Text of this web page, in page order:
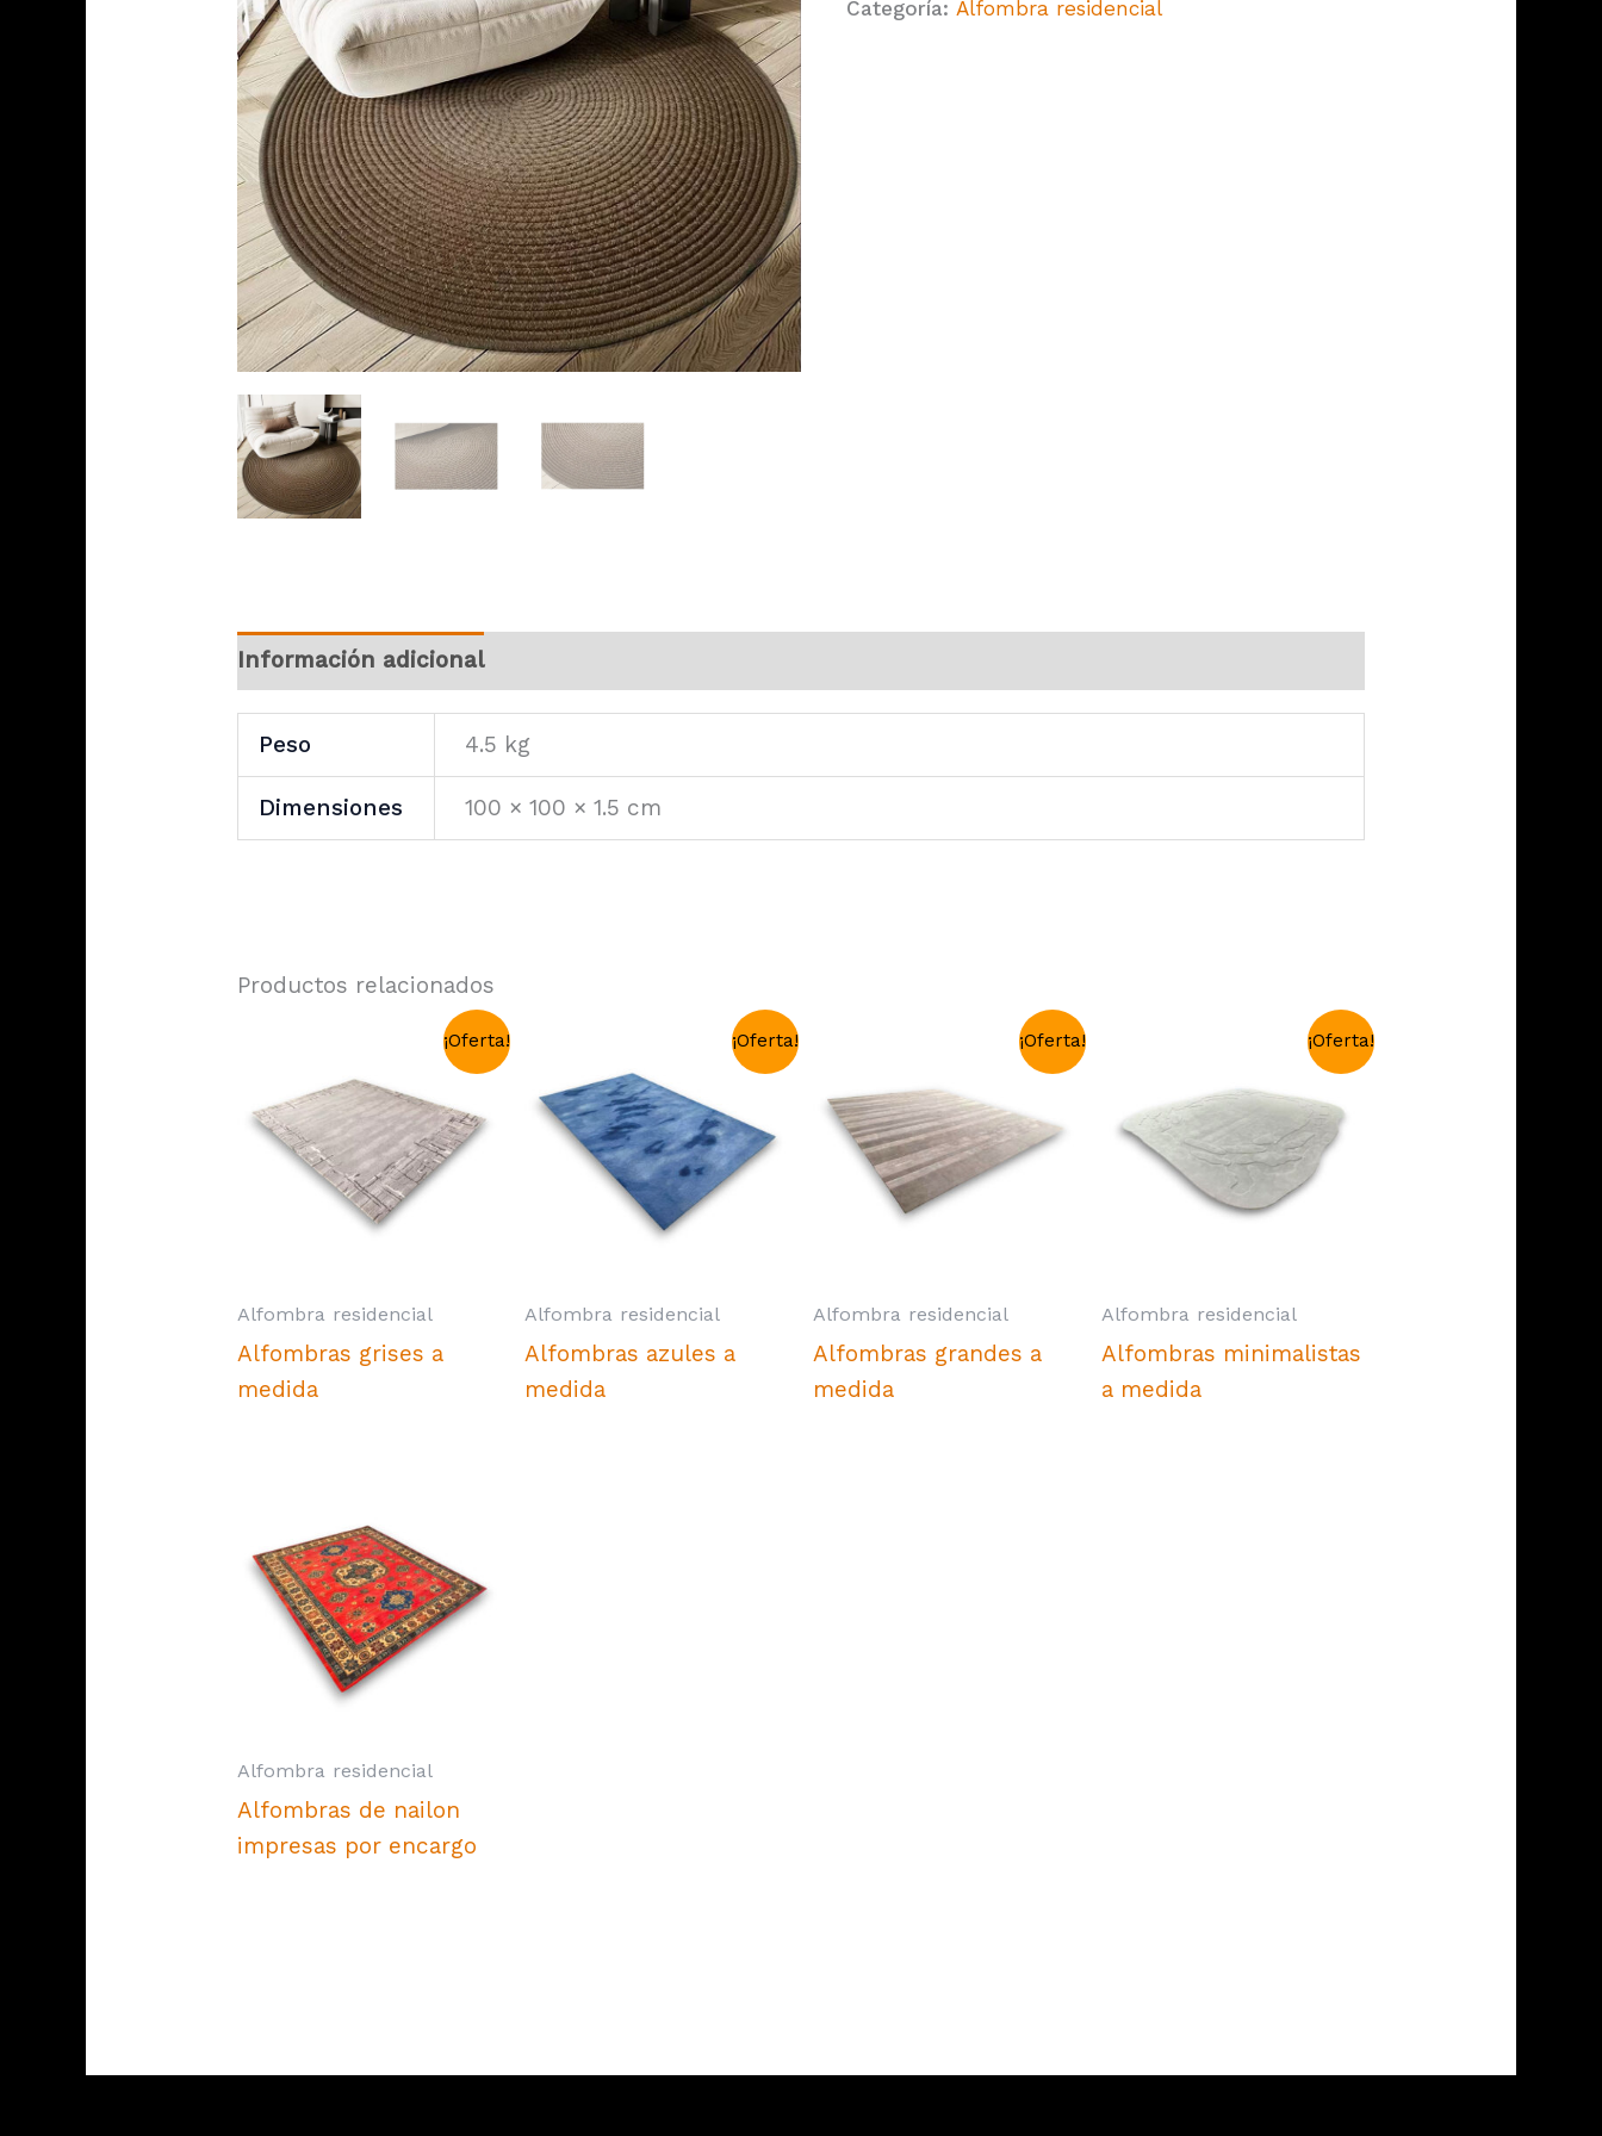
Categoría: Alfombra residencial
Información adicional
Peso 4.5 kg
Dimensiones 100 × 100 × 1.5 cm
Productos relacionados
¡Oferta!
Alfombra residencial
Alfombras grises a
medida
¡Oferta!
Alfombra residencial
Alfombras azules a
medida
¡Oferta!
Alfombra residencial
Alfombras grandes a
medida
¡Oferta!
Alfombra residencial
Alfombras minimalistas
a medida
Alfombra residencial
Alfombras de nailon
impresas por encargo